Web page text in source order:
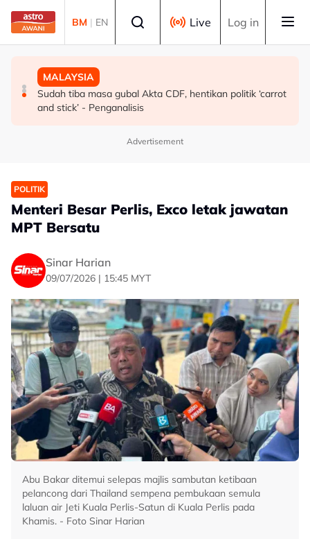
Skip to main content
BM | EN Live Log in
MALAYSIA
KDNK sektor komoditi meningkat kepada RM19.65 bilion
pada suku pertama 2026 - Noraini
MALAYSIA
Saksi tidak pasti Jho Low individu "nombor satu" dalam
skandal 1MDB, setuju Najib antara penerima dana
MALAYSIA
Sudah tiba masa gubal Akta CDF, hentikan politik ‘carrot
and stick’ - Penganalisis
Advertisement
POLITIK
Menteri Besar Perlis, Exco letak jawatan
MPT Bersatu
Sinar Harian
09/07/2026 | 15:45 MYT
Abu Bakar ditemui selepas majlis sambutan ketibaan
pelancong dari Thailand sempena pembukaan semula
laluan air Jeti Kuala Perlis-Satun di Kuala Perlis pada
Khamis. - Foto Sinar Harian